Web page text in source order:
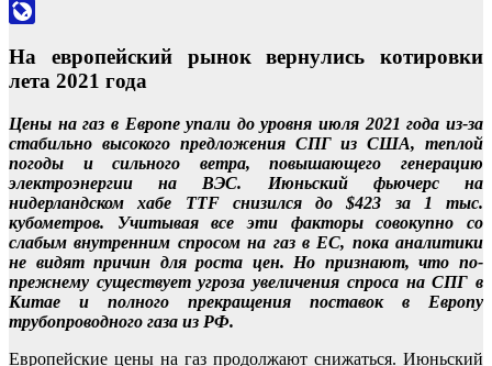
Odnoklassniki
На европейский рынок вернулись котировки
лета 2021 года
Цены на газ в Европе упали до уровня июля 2021 года из-за
стабильно высокого предложения СПГ из США, теплой
погоды и сильного ветра, повышающего генерацию
электроэнергии на ВЭС. Июньский фьючерс на
нидерландском хабе TTF снизился до $423 за 1 тыс.
кубометров. Учитывая все эти факторы совокупно со
слабым внутренним спросом на газ в ЕС, пока аналитики
не видят причин для роста цен. Но признают, что по-
прежнему существует угроза увеличения спроса на СПГ в
Китае и полного прекращения поставок в Европу
трубопроводного газа из РФ.
Европейские цены на газ продолжают снижаться. Июньский